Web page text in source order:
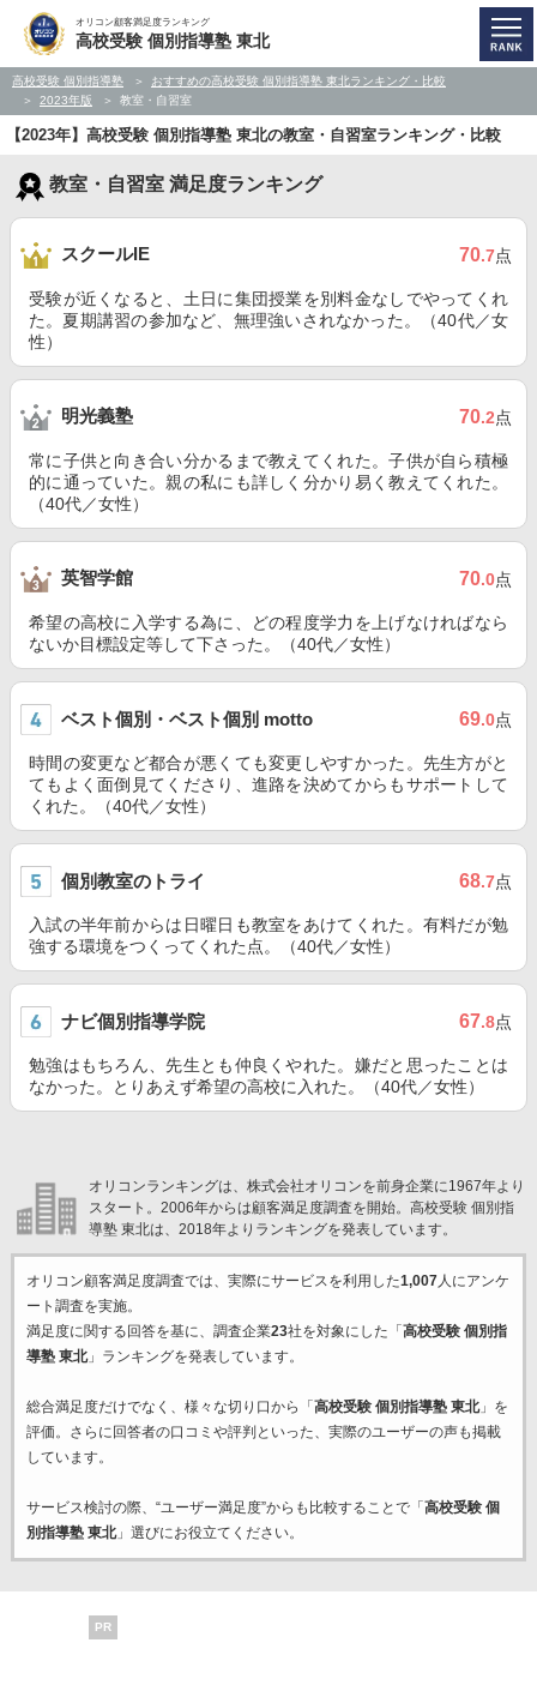
オリコン顧客満足度ランキング
高校受験 個別指導塾 東北
高校受験 個別指導塾
おすすめの高校受験 個別指導塾 東北ランキング・比較
2023年版
教室・自習室
【2023年】高校受験 個別指導塾 東北の教室・自習室ランキング・比較
教室・自習室 満足度ランキング
スクールIE 70.7点
受験が近くなると、土日に集団授業を別料金なしでやってくれ
た。夏期講習の参加など、無理強いされなかった。（40代／女
性）
明光義塾 70.2点
常に子供と向き合い分かるまで教えてくれた。子供が自ら積極
的に通っていた。親の私にも詳しく分かり易く教えてくれた。
（40代／女性）
英智学館 70.0点
希望の高校に入学する為に、どの程度学力を上げなければなら
ないか目標設定等して下さった。（40代／女性）
ベスト個別・ベスト個別 motto 69.0点
時間の変更など都合が悪くても変更しやすかった。先生方がと
てもよく面倒見てくださり、進路を決めてからもサポートして
くれた。（40代／女性）
個別教室のトライ 68.7点
入試の半年前からは日曜日も教室をあけてくれた。有料だが勉
強する環境をつくってくれた点。（40代／女性）
ナビ個別指導学院 67.8点
勉強はもちろん、先生とも仲良くやれた。嫌だと思ったことは
なかった。とりあえず希望の高校に入れた。（40代／女性）
オリコンランキングは、株式会社オリコンを前身企業に1967年より
スタート。2006年からは顧客満足度調査を開始。高校受験 個別指
導塾 東北は、2018年よりランキングを発表しています。
オリコン顧客満足度調査では、実際にサービスを利用した1,007人にアンケ
ート調査を実施。
満足度に関する回答を基に、調査企業23社を対象にした「 高校受験 個別指
導塾 東北」ランキングを発表しています。
総合満足度だけでなく、様々な切り口から「 高校受験 個別指導塾 東北」を
評価。さらに回答者の口コミや評判といった、実際のユーザーの声も掲載
しています。
サービス検討の際、“ユーザー満足度”からも比較することで「 高校受験 個
別指導塾 東北」選びにお役立てください。
PR